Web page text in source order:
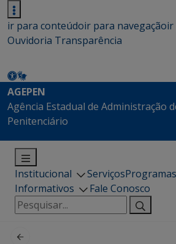
ir para conteúdoir para navegaçãoir
Ouvidoria Transparência
AGEPEN
Agência Estadual de Administração
Penitenciário
Institucional Serviços
Informativos
Fale Conosco
Pesquisar
por: